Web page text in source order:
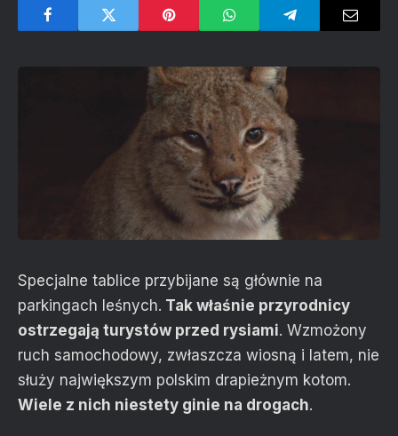
Specjalne tablice przybijane są głównie na
parkingach leśnych. Tak właśnie przyrodnicy
ostrzegają turystów przed rysiami. Wzmożony
ruch samochodowy, zwłaszcza wiosną i latem, nie
służy największym polskim drapieżnym kotom.
Wiele z nich niestety ginie na drogach.